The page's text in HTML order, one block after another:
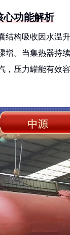
心功能解析
结构吸收因水温
增。当集热器持
，压力罐能有效